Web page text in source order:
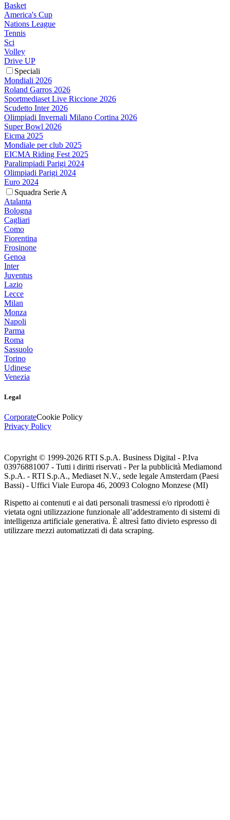
Basket
America's Cup
Nations League
Tennis
Sci
Volley
Drive UP
Speciali
Mondiali 2026
Roland Garros 2026
Sportmediaset Live Riccione 2026
Scudetto Inter 2026
Olimpiadi Invernali Milano Cortina 2026
Super Bowl 2026
Eicma 2025
Mondiale per club 2025
EICMA Riding Fest 2025
Paralimpiadi Parigi 2024
Olimpiadi Parigi 2024
Euro 2024
Squadra Serie A
Atalanta
Bologna
Cagliari
Como
Fiorentina
Frosinone
Genoa
Inter
Juventus
Lazio
Lecce
Milan
Monza
Napoli
Parma
Roma
Sassuolo
Torino
Udinese
Venezia
Legal
CorporateCookie Policy
Privacy Policy
Copyright © 1999-2026 RTI S.p.A. Business Digital - P.Iva
03976881007 - Tutti i diritti riservati - Per la pubblicità Mediamond
S.p.A. - RTI S.p.A., Mediaset N.V., sede legale Amsterdam (Paesi
Bassi) - Uffici Viale Europa 46, 20093 Cologno Monzese (MI)
Rispetto ai contenuti e ai dati personali trasmessi e/o riprodotti è
vietata ogni utilizzazione funzionale all’addestramento di sistemi di
intelligenza artificiale generativa. È altresì fatto divieto espresso di
utilizzare mezzi automatizzati di data scraping.